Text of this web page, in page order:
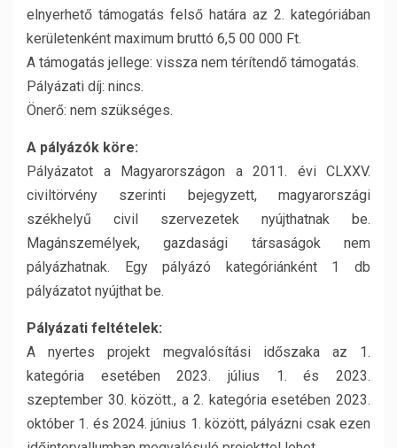
elnyerhető támogatás felső határa az 2. kategóriában
kerületenként maximum bruttó 6,5 00 000 Ft.
A támogatás jellege: vissza nem térítendő támogatás.
Pályázati díj: nincs.
Önerő: nem szükséges.
A pályázók köre:
Pályázatot a Magyarországon a 2011. évi CLXXV.
civiltörvény szerinti bejegyzett, magyarországi
székhelyű civil szervezetek nyújthatnak be.
Magánszemélyek, gazdasági társaságok nem
pályázhatnak. Egy pályázó kategóriánként 1 db
pályázatot nyújthat be.
Pályázati feltételek:
A nyertes projekt megvalósítási időszaka az 1.
kategória esetében 2023. július 1. és 2023.
szeptember 30. között., a 2. kategória esetében 2023.
október 1. és 2024. június 1. között, pályázni csak ezen